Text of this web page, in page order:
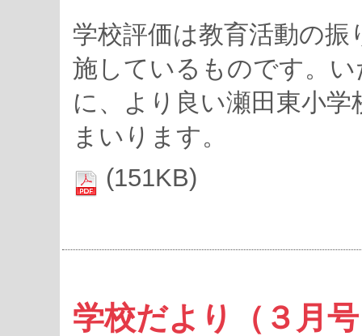
学校評価は教育活動の
施しているものです。
に、より良い瀬田東小
まいります。
(151KB)
学校だより（３月